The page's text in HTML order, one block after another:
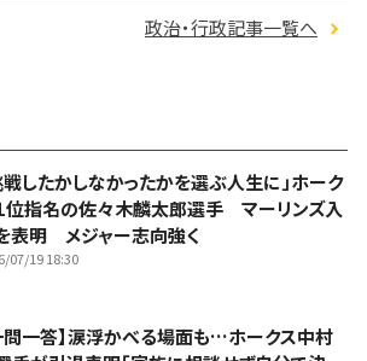
政治・行政記事一覧へ
戦したかしなかったかを選ぶ人生に」ホーク
位指名の佐々木麟太郎選手 マーリンズ入
表明 メジャー志向強く
07/19 18:30
問一答】涙浮かべる場面も…ホークス中村